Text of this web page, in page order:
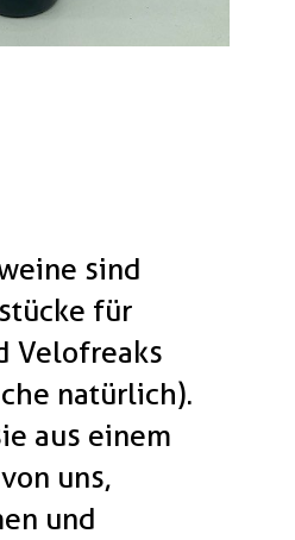
sind
für
Velofreaks
natürlich).
aus einem
uns,
und